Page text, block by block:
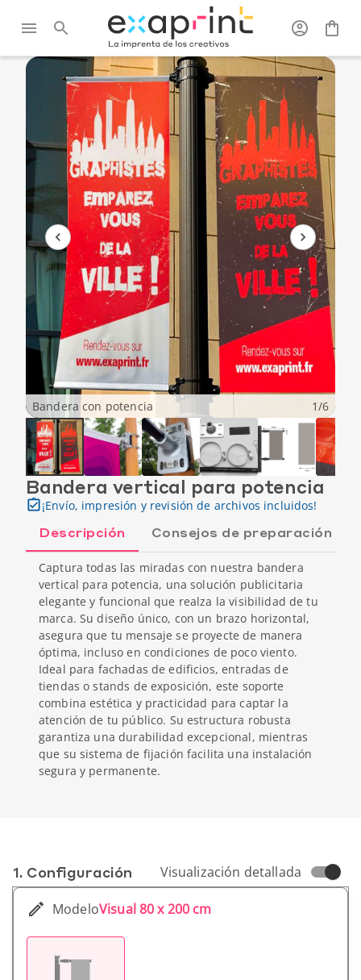
Exaprint/Gran
Formato
/Banderas /Bandera vertical
para potencia
Bandera con potencia 1/6
Bandera vertical para potencia
¡Envío, impresión y revisión de archivos incluidos!
Descripción Consejos de preparación
Captura todas las miradas con nuestra bandera
vertical para potencia, una solución publicitaria
elegante y funcional que realza la visibilidad de tu
marca. Su diseño único, con un brazo horizontal,
asegura que tu mensaje se proyecte de manera
óptima, incluso en condiciones de poco viento.
Ideal para fachadas de edificios, entradas de
tiendas o stands de exposición, este soporte
combina estética y practicidad para captar la
atención de tu público. Su estructura robusta
garantiza una durabilidad excepcional, mientras
que su sistema de fijación facilita una instalación
segura y permanente.
1. Conf­iguración Visualización detallada
ModeloVisual 80 x 200 cm